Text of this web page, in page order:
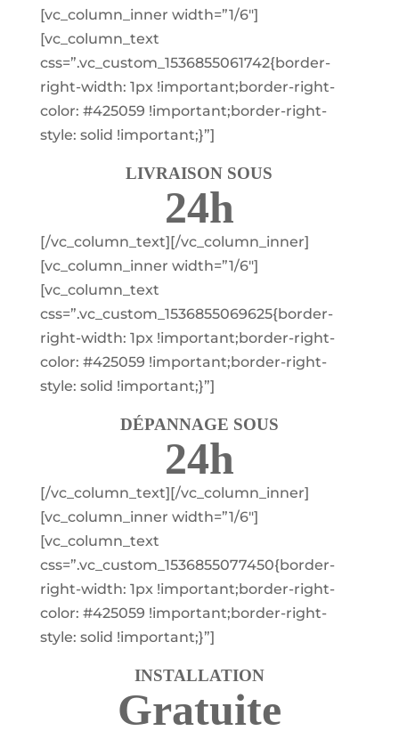
[vc_column_inner width=”1/6″]
[vc_column_text
css=”.vc_custom_1536855061742{border-
right-width: 1px !important;border-right-
color: #425059 !important;border-right-
style: solid !important;}”]
LIVRAISON SOUS
24h
[/vc_column_text][/vc_column_inner]
[vc_column_inner width=”1/6″]
[vc_column_text
css=”.vc_custom_1536855069625{border-
right-width: 1px !important;border-right-
color: #425059 !important;border-right-
style: solid !important;}”]
DÉPANNAGE SOUS
24h
[/vc_column_text][/vc_column_inner]
[vc_column_inner width=”1/6″]
[vc_column_text
css=”.vc_custom_1536855077450{border-
right-width: 1px !important;border-right-
color: #425059 !important;border-right-
style: solid !important;}”]
INSTALLATION
Gratuite